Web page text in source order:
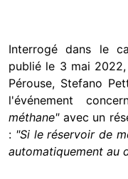
Interrogé dans le
publié le 3 mai
Pérouse, Stefano
l'événement
méthane"avec un
: "Si le réservoir de
automatiquement au